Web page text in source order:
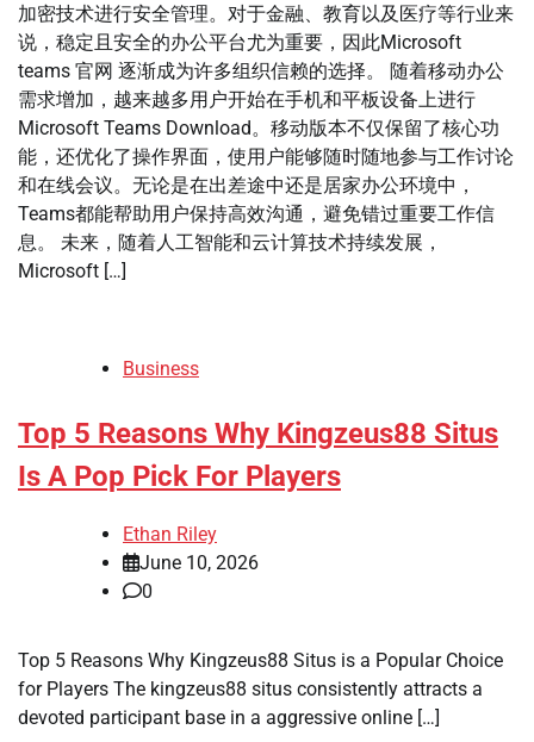
加密技术进行安全管理。对于金融、教育以及医疗等行业来
说，稳定且安全的办公平台尤为重要，因此Microsoft
teams 官网 逐渐成为许多组织信赖的选择。 随着移动办公
需求增加，越来越多用户开始在手机和平板设备上进行
Microsoft Teams Download。移动版本不仅保留了核心功
能，还优化了操作界面，使用户能够随时随地参与工作讨论
和在线会议。无论是在出差途中还是居家办公环境中，
Teams都能帮助用户保持高效沟通，避免错过重要工作信
息。 未来，随着人工智能和云计算技术持续发展，
Microsoft […]
Business
Top 5 Reasons Why Kingzeus88 Situs
Is A Pop Pick For Players
Ethan Riley
June 10, 2026
0
Top 5 Reasons Why Kingzeus88 Situs is a Popular Choice
for Players The kingzeus88 situs consistently attracts a
devoted participant base in a aggressive online […]